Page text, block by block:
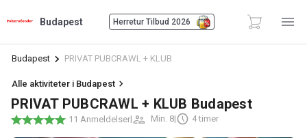
Budapest Herretur Tilbud 2026
Budapest PRIVAT PUBCRAWL + KLUB
Alle aktiviteter i Budapest
PRIVAT PUBCRAWL + KLUB Budapest
11 Anmeldelser| Min. 8| 4 timer